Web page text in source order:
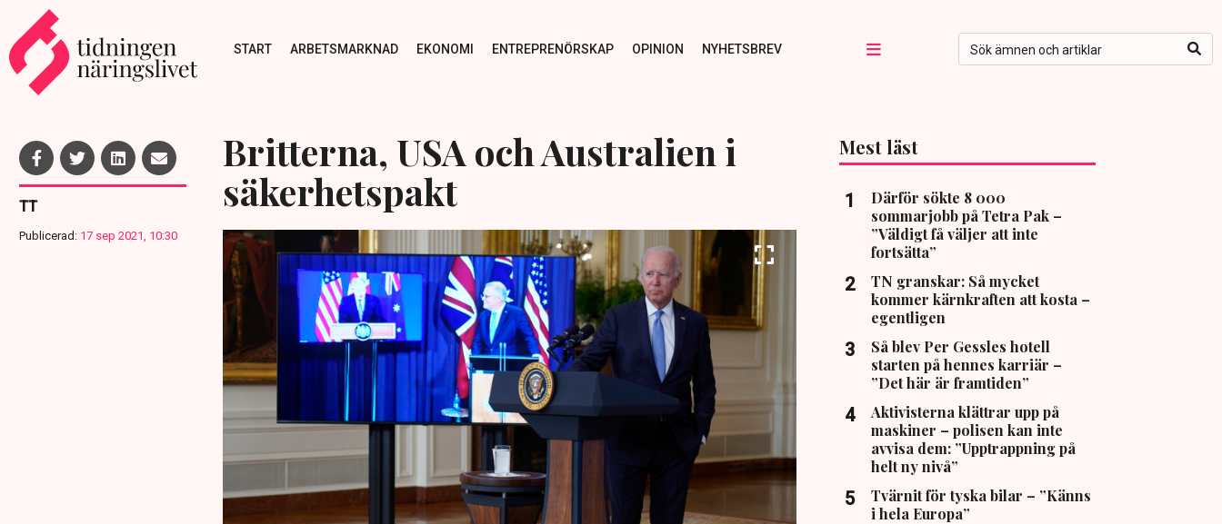
START ARBETSMARKNAD EKONOMI ENTREPRENÖRSKAP OPINION NYHETSBREV
TT
Publicerad: 17 sep 2021, 10:30
Britterna, USA och Australien i
säkerhetspakt
Mest läst
Därför sökte 8 000
sommarjobb på Tetra Pak –
”Väldigt få väljer att inte
fortsätta”
TN granskar: Så mycket
kommer kärnkraften att kosta –
egentligen
Så blev Per Gessles hotell
starten på hennes karriär –
”Det här är framtiden”
Aktivisterna klättrar upp på
maskiner – polisen kan inte
avvisa dem: ”Upptrappning på
helt ny nivå”
Tvärnit för tyska bilar – ”Känns
i hela Europa”